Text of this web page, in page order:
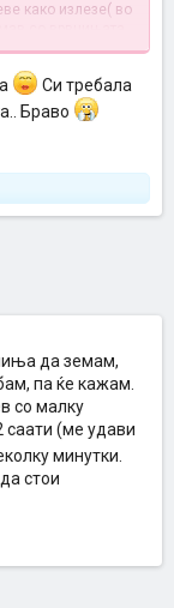
како излезе( во
со врвчињата,
како за првпат
коса до
и`
техника дава
Си требала
Браво
да земам,
па ќе кажам.
со малку
саати (ме удави
минутки.
стои